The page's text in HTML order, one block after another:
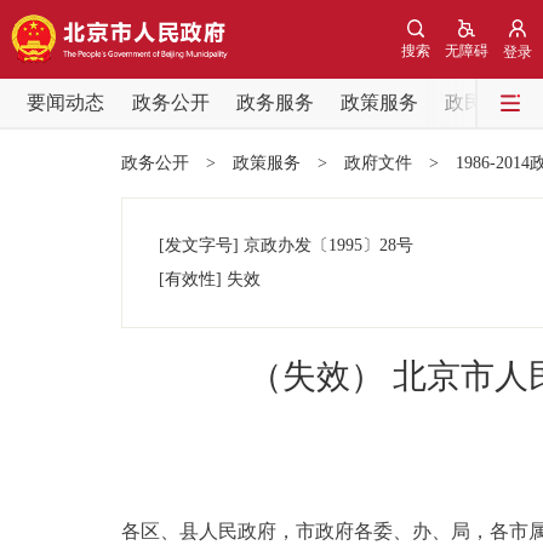
登录
无障碍
搜索
要闻动态 政务公开 政务服务 政策服务
政民互动
党中央精神
政策兑现
政务公开 > 政策服务 > 政府文件 > 1986-2014
[发文字号] 京政办发 〔1995〕 28号
[有效性] 失效
（失效） 北京市
各区、县人民政府，市政府各委、办、局，各市